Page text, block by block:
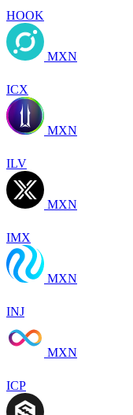
HOOK
MXN
ICX
MXN
ILV
MXN
IMX
MXN
INJ
MXN
ICP